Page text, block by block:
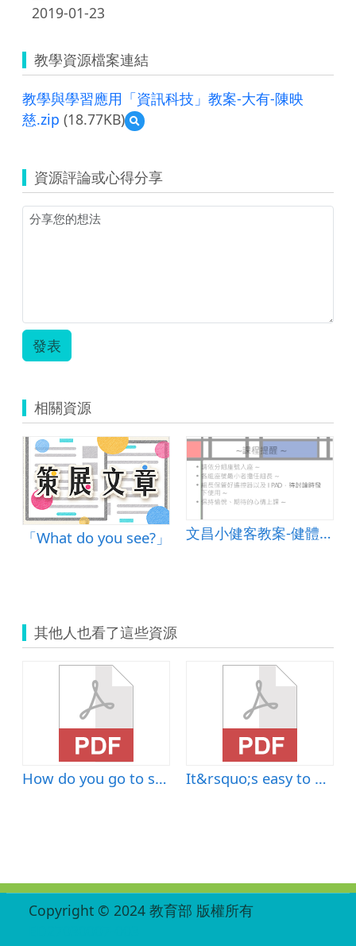
2019-01-23
教學資源檔案連結
教學與學習應用「資訊科技」教案-大有-陳映
慈.zip (18.77KB)
預
覽
與
學
習
資源評論或心得分享
發表
相關資源
「What do you see?」 文昌小健客教案-健體領域
其他人也看了這些資源
How do you go to school
It&rsquo;s easy to be a writer
Copyright © 2024 教育部 版權所有